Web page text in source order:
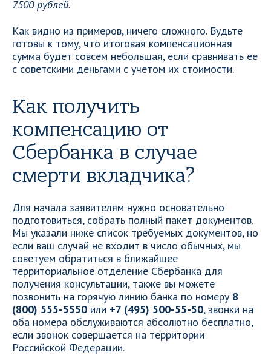
7500 рублей.
Как видно из примеров, ничего сложного. Будьте
готовы к тому, что итоговая компенсационная
сумма будет совсем небольшая, если сравнивать ее
с советскими деньгами с учетом их стоимости.
Как получить
компенсацию от
Сбербанка в случае
смерти вкладчика?
Для начала заявителям нужно основательно
подготовиться, собрать полный пакет документов.
Мы указали ниже список требуемых документов, но
если ваш случай не входит в число обычных, мы
советуем обратиться в ближайшее
территориальное отделение Сбербанка для
получения консультации, также вы можете
позвонить на горячую линию банка по номеру 8
(800) 555-5550 или +7 (495) 500-55-50, звонки на
оба номера обслуживаются абсолютно бесплатно,
если звонок совершается на территории
Российской Федерации.